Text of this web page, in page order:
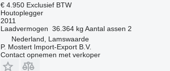
€ 4.950 Exclusief BTW
Houtoplegger
2011
Laadvermogen 36.364 kg Aantal assen 2
Nederland, Lamswaarde
P. Mostert Import-Export B.V.
Contact opnemen met verkoper